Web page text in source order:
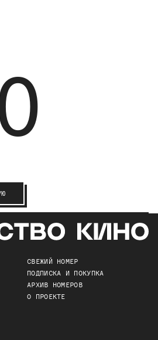
СВЕЖИЙ НОМЕР
ПОДПИСКА И ПОКУПКА
АРХИВ НОМЕРОВ
О ПРОЕКТЕ